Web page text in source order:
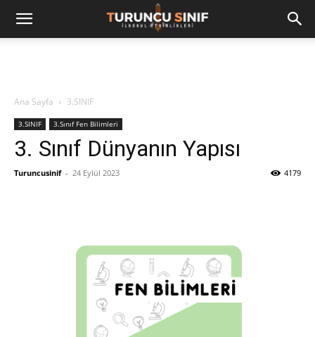
Ana Sayfa 3.SINIF
3.SINIF 3.Sınıf Fen Bilimleri
3. Sınıf Dünyanın Yapısı
Turuncusinif - 24 Eylül 2023 4179